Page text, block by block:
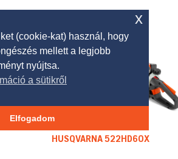
HUSQVARNA 522HD60X
(cookie-kat) használ, hogy
mellett a legjobb
nyújtsa.
a sütikről
Elfogadom
x